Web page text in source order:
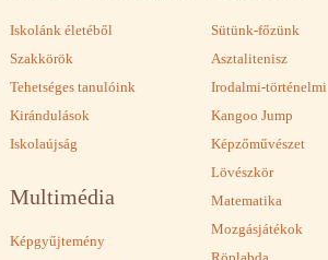
Iskolánk életéből
Szakkörök
Tehetséges tanulóink
Kirándulások
Iskolaújság
Multimédia
Képgyűjtemény
Sütünk-főzünk
Asztalitenisz
Irodalmi-történelmi
Kangoo Jump
Képzőművészet
Lövészkör
Matematika
Mozgásjátékok